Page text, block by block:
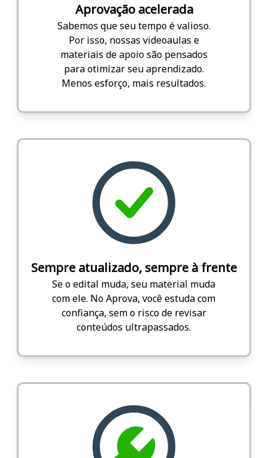
Aprovação acelerada
Sabemos que seu tempo é valioso.
Por isso, nossas videoaulas e
materiais de apoio são pensados
para otimizar seu aprendizado.
Menos esforço, mais resultados.
Sempre atualizado, sempre à frente
Se o edital muda, seu material muda
com ele. No Aprova, você estuda com
confiança, sem o risco de revisar
conteúdos ultrapassados.